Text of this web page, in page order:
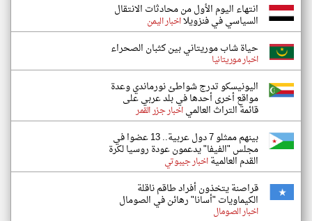
انتهاء اليوم الأول من محادثات الانتقال
السياسي في فنزويلااخبار اليمن
حياة شاب موريتاني بين كثبان الصحراء
اخبار موريتانيا
اليونيسكو تدرج شواطئ نورماندي وعدة
مواقع أخرى أحدها في بلد عربي على
قائمة التراث العالمياخبار جزر القمر
بينهم ممثلو 7 دول عربية.. 13 عضوا في
مجلس "الفيفا" يدعمون عودة روسيا لكرة
القدم العالميةاخبار جيبوتي
قراصنة يتخذون أفراد طاقم ناقلة
الكيماويات "أسانا" رهائن في الصومال
اخبار الصومال